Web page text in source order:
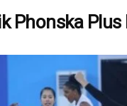
Phonska